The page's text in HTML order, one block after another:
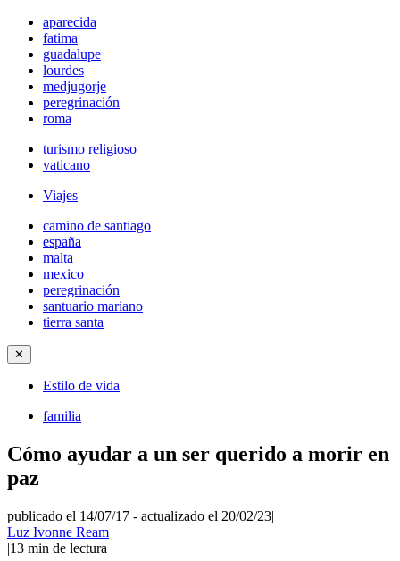
aparecida
fatima
guadalupe
lourdes
medjugorje
peregrinación
roma
turismo religioso
vaticano
Viajes
camino de santiago
españa
malta
mexico
peregrinación
santuario mariano
tierra santa
✕
Estilo de vida
familia
Cómo ayudar a un ser querido a morir en
paz
publicado el 14/07/17 - actualizado el 20/02/23|
Luz Ivonne Ream
|13 min de lectura